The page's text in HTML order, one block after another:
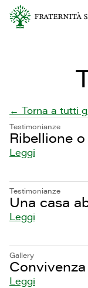
← Torna a tutti
Testimonianze
Ribellione
Leggi
Testimonianze
Una casa
Leggi
Gallery
Leggi